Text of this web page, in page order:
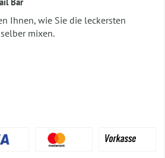
Ihnen, wie Sie die leckersten
mixen.